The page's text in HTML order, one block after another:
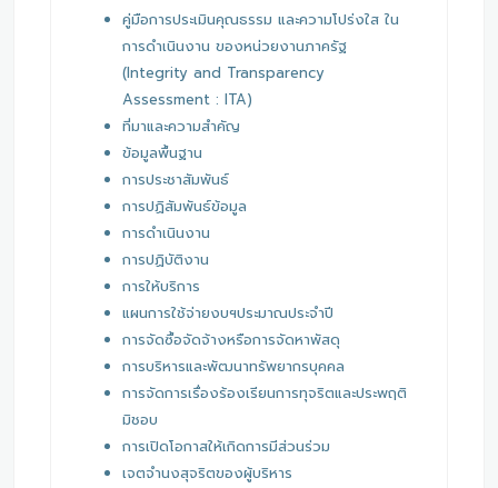
คู่มือการประเมินคุณธรรม และความโปร่งใส ใน
การดำเนินงาน ของหน่วยงานภาครัฐ
(Integrity and Transparency
Assessment : ITA)
ที่มาและความสำคัญ
ข้อมูลพื้นฐาน
การประชาสัมพันธ์
การปฏิสัมพันธ์ข้อมูล
การดำเนินงาน
การปฏิบัติงาน
การให้บริการ
แผนการใช้จ่ายงบฯประมาณประจำปี
การจัดซื้อจัดจ้างหรือการจัดหาพัสดุ
การบริหารและพัฒนาทรัพยากรบุคคล
การจัดการเรื่องร้องเรียนการทุจริตและประพฤติ
มิชอบ
การเปิดโอกาสให้เกิดการมีส่วนร่วม
เจตจำนงสุจริตของผู้บริหาร